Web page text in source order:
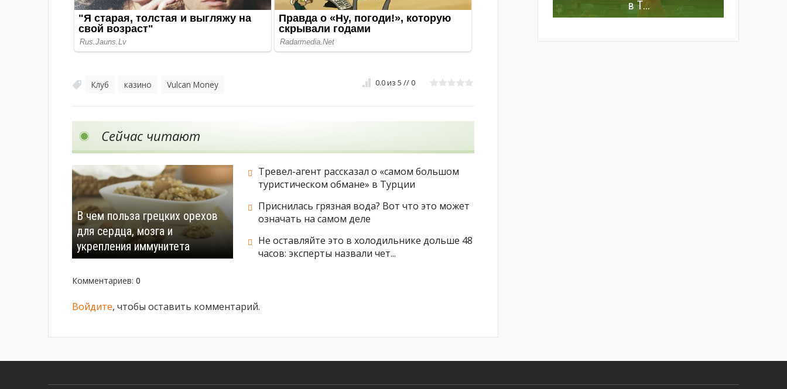
0.0из 5 // 0
Клуб казино Vulcan Money
Сейчас читают
В чем польза грецких орехов
для сердца, мозга и
укрепления иммунитета
Тревел-агент рассказал о «самом большом
туристическом обмане» в Турции
Приснилась грязная вода? Вот что это может
означать на самом деле
Не оставляйте это в холодильнике дольше 48
часов: эксперты назвали чет...
Комментариев: 0
Войдите, чтобы оставить комментарий.
в Т...